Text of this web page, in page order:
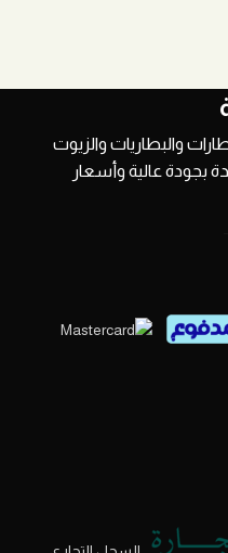
والبطاريات والزيوت
بجودة عالية وأسعار